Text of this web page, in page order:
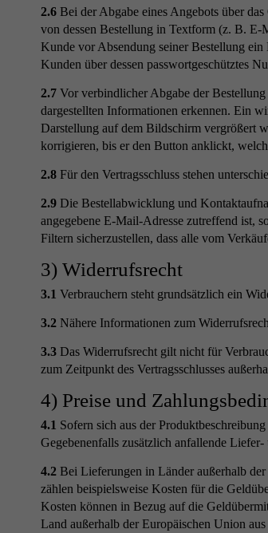
2.6 Bei der Abgabe eines Angebots über
von dessen Bestellung in Textform (z. B. E-
Kunde vor Absendung seiner Bestellung
Kunden über dessen passwortgeschütztes
2.7 Vor verbindlicher Abgabe der
dargestellten Informationen erkennen. Ein
Darstellung auf dem Bildschirm vergrößert
korrigieren, bis er den Button anklickt,
2.8 Für den Vertragsschluss stehen
2.9 Die Bestellabwicklung und
angegebene E-Mail-Adresse zutreffend ist,
Filtern sicherzustellen, dass alle vom
3) Widerrufsrecht
3.1 Verbrauchern steht grundsätzlich ein
3.2 Nähere Informationen zum
3.3 Das Widerrufsrecht gilt nicht für
zum Zeitpunkt des Vertragsschlusses
4) Preise und
4.1 Sofern sich aus der
Gegebenenfalls zusätzlich anfallende
4.2 Bei Lieferungen in Länder außerhalb
zählen beispielsweise Kosten für die
Kosten können in Bezug auf die
Land außerhalb der Europäischen Union